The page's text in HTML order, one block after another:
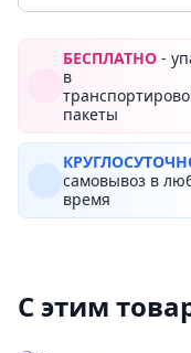
БЕСПЛАТНО -
в
пакеты
самовывоз в
время
С этим